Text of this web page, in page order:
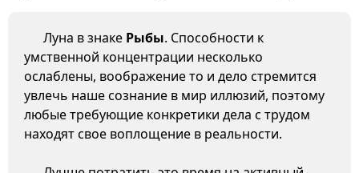
Луна в знаке Рыбы. Способности к
умственной концентрации несколько
ослаблены, воображение то и дело стремится
увлечь наше сознание в мир иллюзий, поэтому
любые требующие конкретики дела с трудом
находят свое воплощение в реальности.